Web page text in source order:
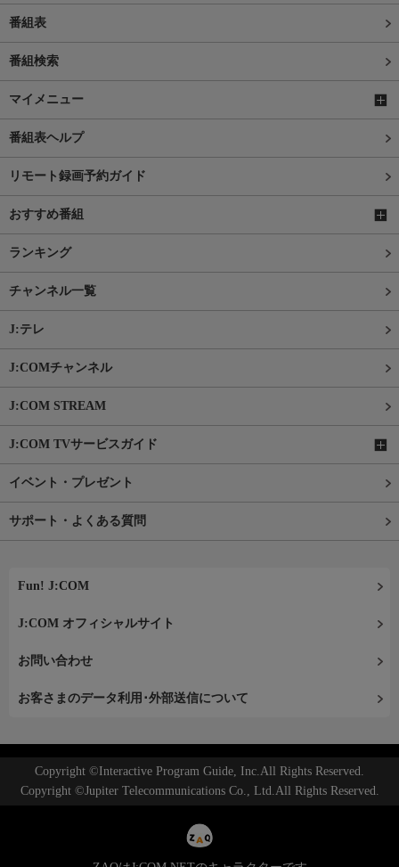
番組表
番組検索
マイメニュー
番組表ヘルプ
リモート録画予約ガイド
おすすめ番組
ランキング
チャンネル一覧
J:テレ
J:COMチャンネル
J:COM STREAM
J:COM TVサービスガイド
イベント・プレゼント
サポート・よくある質問
Fun! J:COM
J:COM オフィシャルサイト
お問い合わせ
お客さまのデータ利用･外部送信について
Copyright ©Interactive Program Guide, Inc.All Rights Reserved.
Copyright ©Jupiter Telecommunications Co., Ltd.All Rights Reserved.